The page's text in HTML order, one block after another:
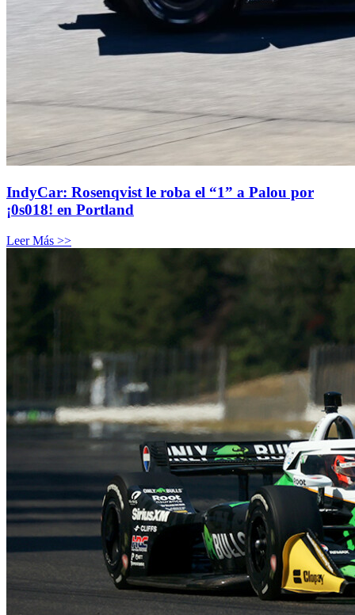
IndyCar: Rosenqvist le roba el “1” a Palou por
¡0s018! en Portland
Leer Más >>